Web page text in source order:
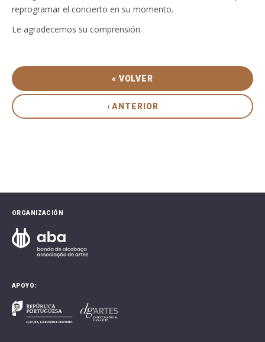
reprogramar el concierto en su momento.
Le agradecemos su comprensión.
« VOLVER
‹ ANTERIOR
ORGANIZACIÓN
APOYO: